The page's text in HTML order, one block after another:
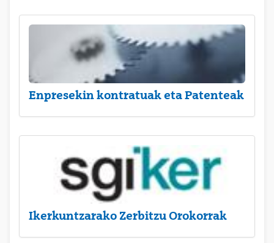
Enpresekin kontratuak eta Patenteak
Ikerkuntzarako Zerbitzu Orokorrak